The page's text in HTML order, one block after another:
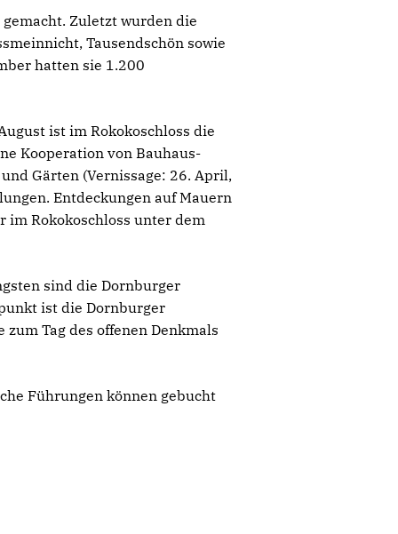
gemacht. Zuletzt wurden die
Tausendschön sowie
hatten sie 1.200
ist im Rokokoschloss die
Kooperation von Bauhaus-
Gärten (Vernissage: 26. April,
Entdeckungen auf Mauern
im Rokokoschloss unter dem
sind die Dornburger
ist die Dornburger
Tag des offenen Denkmals
Führungen können gebucht